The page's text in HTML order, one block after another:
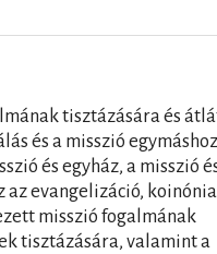
tisztázására és
és a misszió egymáshoz
és egyház, a misszió
evangelizáció,
misszió fogalmának
tisztázására, valamint a